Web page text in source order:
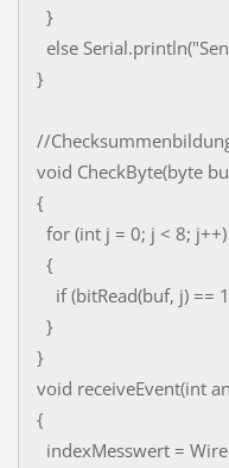
}
else
}
//
void CheckByte(byte
{
for (int j = 0; j < 8; j++)
{
if (bitRead(buf, j) ==
}
}
void receiveEvent(int
{
indexMesswert =